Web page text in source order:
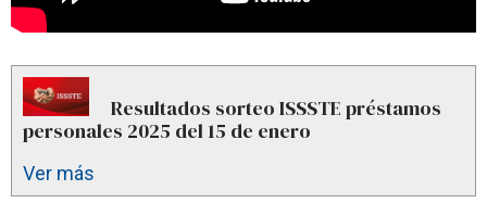
Resultados sorteo ISSSTE préstamos
personales 2025 del 15 de enero
Ver más